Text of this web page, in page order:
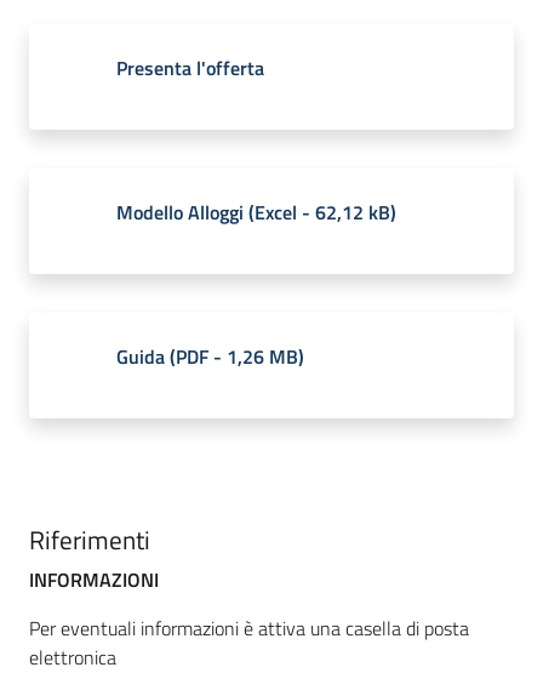
Presenta l'offerta
Modello Alloggi (Excel - 62,12 kB)
Guida(PDF - 1,26 MB)
Riferimenti
INFORMAZIONI
Per eventuali informazioni è attiva una casella di posta
elettronica